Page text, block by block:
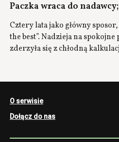
Paczka wraca do
Cztery lata jako główny
the best”. Nadzieja na
zderzyła się z chłodną
O serwisie
Dołącz do nas